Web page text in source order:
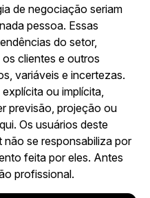
de negociação seriam
pessoa. Essas
do setor,
clientes e outros
variáveis e incertezas.
ou implícita,
previsão, projeção ou
Os usuários deste
se responsabiliza por
feita por eles. Antes
profissional.